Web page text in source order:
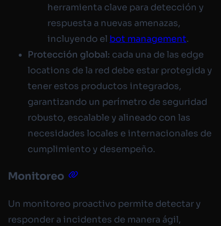
herramienta clave para detección y
respuesta a nuevas amenazas,
incluyendo el bot management.
Protección global: cada una de las edge
locations de la red debe estar protegida y
tener estos productos integrados,
garantizando un perímetro de seguridad
robusto, escalable y alineado con las
necesidades locales e internacionales de
cumplimiento y desempeño.
Monitoreo
Un monitoreo proactivo permite detectar y
responder a incidentes de manera ágil,